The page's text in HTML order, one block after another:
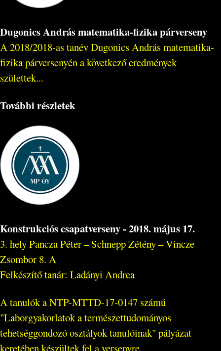
Dugonics András matematika-fizika párverseny
A 2018/2018-as tanév Dugonics András matematika-
fizika párversenyén a következő eredmények
születtek...
További részletek
Konstrukciós csapatverseny - 2018. május 17.
3. hely Pancza Péter – Schnepp Zétény – Vincze
Zsombor 8. A
Felkészítő tanár: Ladányi Andrea
A tanulók a NTP-MTTD-17-0147 számú
"Laborgyakorlatok a természettudományos
tehetséggondozó osztályok tanulóinak" pályázat
keretében készültek fel a versenyre.